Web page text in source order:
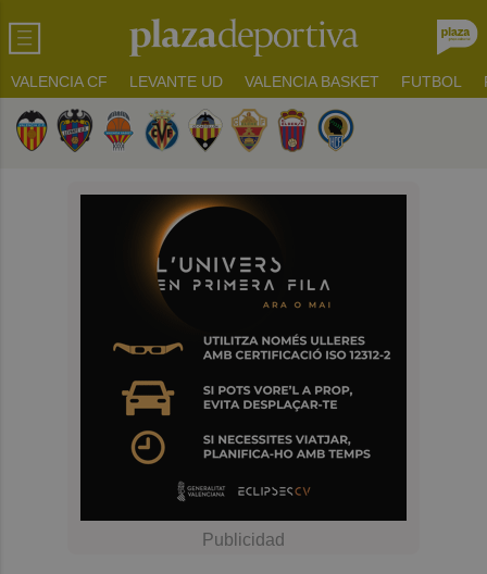
VALENCIA CF LEVANTE UD VALENCIA BASKET FUTBOL